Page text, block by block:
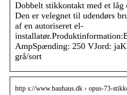
Dobbelt stikkontakt med et låg
Den er velegnet til udendørs
af en autoriseret el-
AmpSpænding: 250 VJord:
grå/sort
http s://www.bauhaus.dk › opus-73-